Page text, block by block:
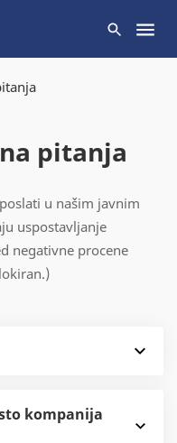
pitanja
u našim javnim
uspostavljanje
negativne procene
isto kompanija